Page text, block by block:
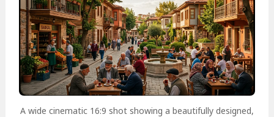
A wide cinematic 16:9 shot showing a beautifully designed,